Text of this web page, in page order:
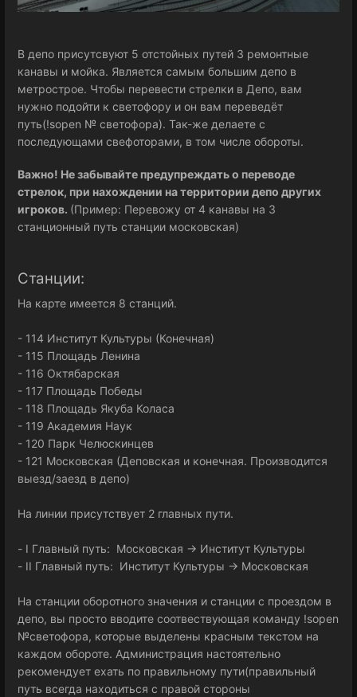
В депо присутсвуют 5 отстойных путей 3 ремонтные
канавы и мойка. Является самым большим депо в
метрострое. Чтобы перевести стрелки в Депо, вам
нужно подойти к светофору и он вам переведёт
путь(!sopen № светофора). Так-же делаете с
последующами свефоторами, в том числе обороты.
Важно! Не забывайте предупреждать о переводе
стрелок, при нахождении на территории депо других
игроков. (Пример: Перевожу от 4 канавы на 3
станционный путь станции московская)
Станции:
На карте имеется 8 станций.
- 114 Институт Культуры (Конечная)
- 115 Площадь Ленина
- 116 Октябарская
- 117 Площадь Победы
- 118 Площадь Якуба Коласа
- 119 Академия Наук
- 120 Парк Челюскинцев
- 121 Московская (Деповская и конечная. Производится
выезд/заезд в депо)
На линии присутствует 2 главных пути.
- I Главный путь: Московская -> Институт Культуры
- II Главный путь: Институт Культуры -> Московская
На станции оборотного значения и станции с проездом в
депо, вы просто вводите соотвествующая команду !sopen
№светофора, которые выделены красным текстом на
каждом обороте. Администрация настоятельно
рекомендует ехать по правильному пути(правильный
путь всегда находиться с правой стороны